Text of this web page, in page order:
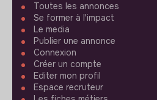
Toutes les annonces
Se former à l'impact
Le media
Publier une annonce
Connexion
Créer un compte
Editer mon profil
Espace recruteur